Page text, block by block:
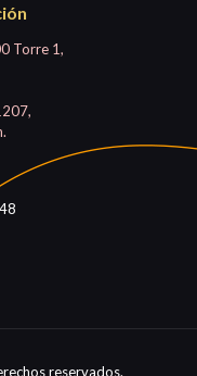
Torre 1,
reservados.